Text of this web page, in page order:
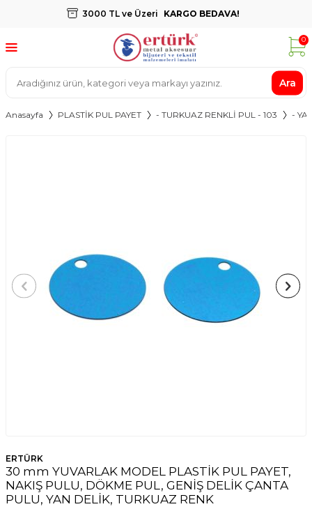
3000 TL ve Üzeri KARGO BEDAVA!
Ara
0
Anasayfa PLASTİK PUL PAYET - TURKUAZ RENKLİ PUL - 103 -
ERTÜRK
30 mm YUVARLAK MODEL PLASTİK PUL PAYET,
NAKIŞ PULU, DÖKME PUL, GENİŞ DELİK ÇANTA
PULU, YAN DELİK, TURKUAZ RENK